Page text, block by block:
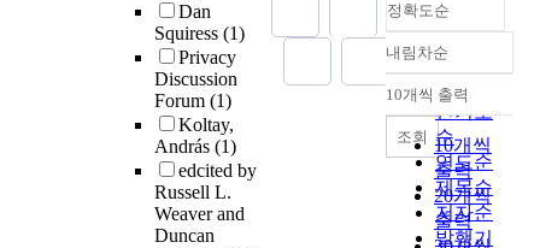
Dan
Squiress (1)
Privacy
Discussion
Forum (1)
Koltay,
András (1)
edcited by
Russell L.
Weaver and
Duncan
정확도순
정확도
순
인기도
순
연도순
제목순
저자순
발행기
내림차순
내림차순
10개씩 출력
10개씩
출력
20개씩
출력
조회